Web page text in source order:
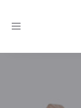
Toggle